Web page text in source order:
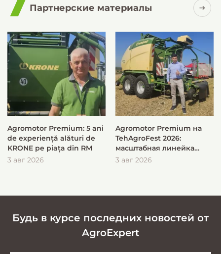
Партнерские материалы
Agromotor Premium: 5 ani
de experiență alături de
KRONE pe piața din RM
3 авг 2026
Agromotor Premium на
TehAgroFest 2026:
масштабная линейка
KRONE для быстрой и
3 авг 2026
Будь в курсе последних новостей от
AgroExpert